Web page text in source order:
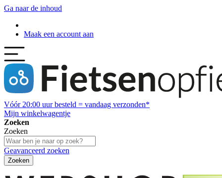
Ga naar de inhoud
Maak een account aan
Vóór 20:00 uur besteld = vandaag verzonden*
Mijn winkelwagentje
Zoeken
Zoeken
Geavanceerd zoeken
Zoeken